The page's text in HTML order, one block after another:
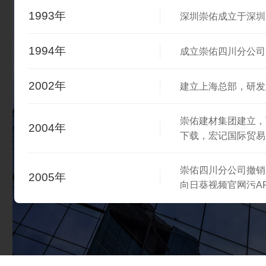
1993年 深圳崇佑成立于深圳
1994年 成立崇佑四川分公司
2002年 建立上海总部，研
2004年
崇佑建材集团建立
下载，宏记国际贸
2005年
崇佑四川分公司撤销
向日葵视频官网污
2009年
江苏镇江基地建立
污免费下载等系统产